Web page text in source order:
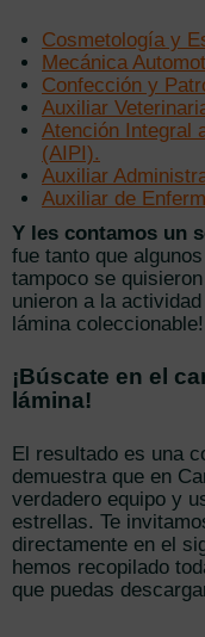
Cosmetología y
Mecánica
Confección y
Auxiliar
Atención Integral
(AIPI).
Auxiliar
Auxiliar de
Y les contamos un
fue tanto que
tampoco se
unieron a la
lámina
¡Búscate en el
lámina!
El resultado es una
demuestra que en
verdadero equipo y
estrellas. Te
directamente en el
hemos recopilado
que puedas